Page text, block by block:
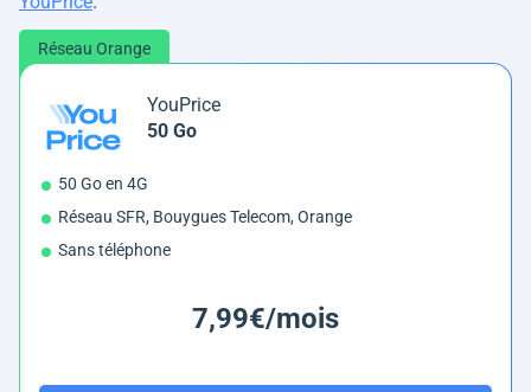
Réseau Orange
YouPrice
50 Go
50 Go en 4G
Réseau SFR, Bouygues Telecom, Orange
Sans téléphone
7,99€/mois